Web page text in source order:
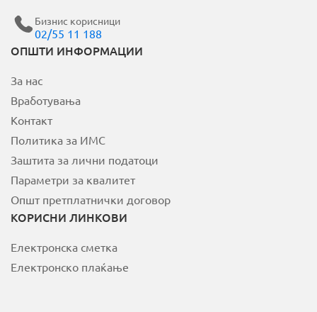
Бизнис корисници
02/55 11 188
ОПШТИ ИНФОРМАЦИИ
За нас
Вработувања
Контакт
Политика за ИМС
Заштита за лични податоци
Параметри за квалитет
Општ претплатнички договор
КОРИСНИ ЛИНКОВИ
Електронска сметка
Електронско плаќање